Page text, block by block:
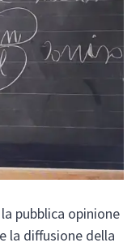
pubblica opinione
la diffusione della